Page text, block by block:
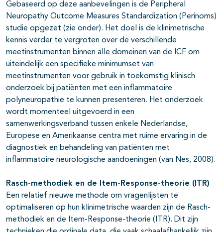
Gebaseerd op deze aanbevelingen is de Peripheral
Neuropathy Outcome Measures Standardization (Perinoms)
studie opgezet (zie onder). Het doel is de klinimetrische
kennis verder te vergroten over de verschillende
meetinstrumenten binnen alle domeinen van de ICF om
uiteindelijk een specifieke minimumset van
meetinstrumenten voor gebruik in toekomstig klinisch
onderzoek bij patiënten met een inflammatoire
polyneuropathie te kunnen presenteren. Het onderzoek
wordt momenteel uitgevoerd in een
samenwerkingsverband tussen enkele Nederlandse,
Europese en Amerikaanse centra met ruime ervaring in de
diagnostiek en behandeling van patiënten met
inflammatoire neurologische aandoeningen (van Nes, 2008).
Rasch-methodiek en de Item-Response-theorie (ITR)
Een relatief nieuwe methode om vragenlijsten te
optimaliseren op hun klinimetrische waarden zijn de Rasch-
methodiek en de Item-Response-theorie (ITR). Dit zijn